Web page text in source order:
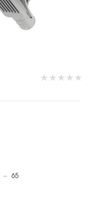
— 65